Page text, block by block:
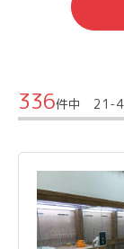
336件中 21-